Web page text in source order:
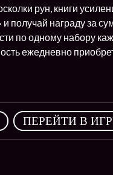
рун, книги
получай награду за
по одному набору
ежедневно
, ПЕРЕЙТИ В